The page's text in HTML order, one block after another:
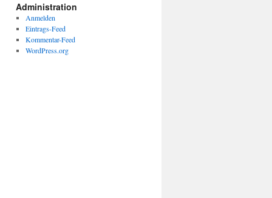
Administration
Anmelden
Eintrags-Feed
Kommentar-Feed
WordPress.org